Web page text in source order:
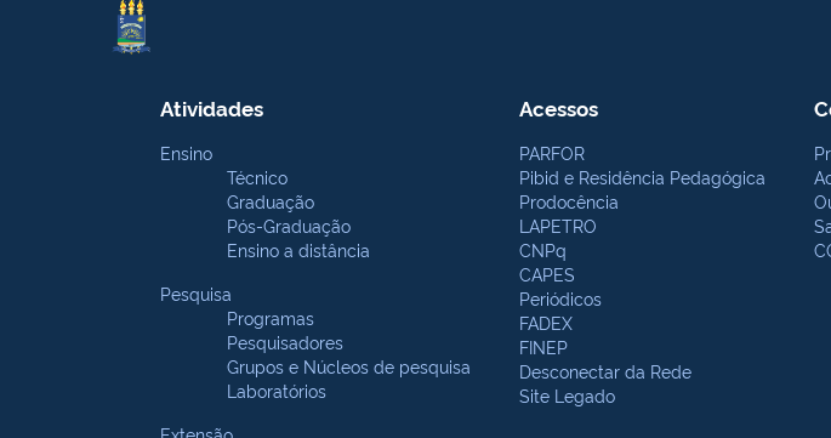
Atividades
Ensino
Técnico
Graduação
Pós-Graduação
Ensino a distância
Pesquisa
Programas
Pesquisadores
Grupos e Núcleos de pesquisa
Laboratórios
Acessos
PARFOR
Pibid e Residência Pedagógica
Prodocência
LAPETRO
CNPq
CAPES
Periódicos
FADEX
FINEP
Desconectar da Rede
Site Legado